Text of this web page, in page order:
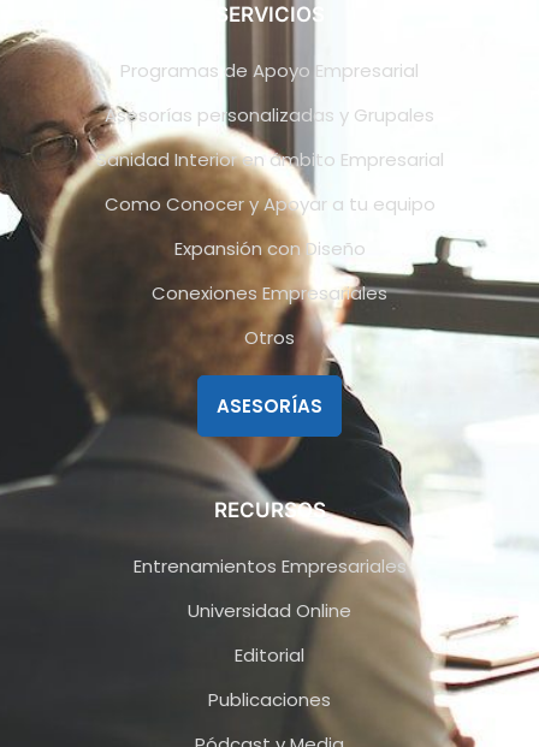
SERVICIOS
Programas de Apoyo Empresarial
Asesorías personalizadas y Grupales
Sanidad Interior en ámbito Empresarial
Como Conocer y Apoyar a tu equipo
Expansión con Diseño
Conexiones Empresariales
Otros
ASESORÍAS
RECURSOS
Entrenamientos Empresariales
Universidad Online
Editorial
Publicaciones